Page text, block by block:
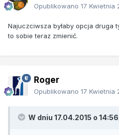
Opublikowano 17 Kwietnia
Najuczciwsza byłaby opcja druga
to sobie teraz zmienić.
Roger
Opublikowano 17 Kwietnia
W dniu 17.04.2015 o